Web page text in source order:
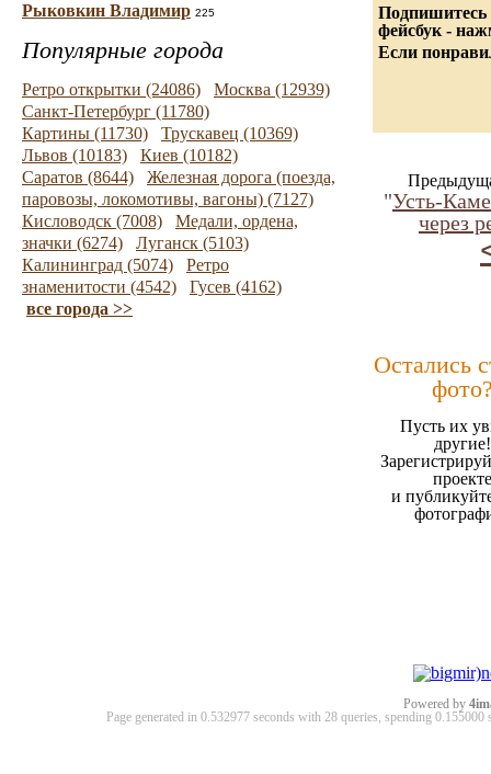
Рыковкин Владимир 225
Популярные города
Ретро открытки (24086)
Москва (12939)
Санкт-Петербург (11780)
Картины (11730)
Трускавец (10369)
Львов (10183)
Киев (10182)
Саратов (8644)
Железная дорога (поезда,
паровозы, локомотивы, вагоны) (7127)
Кисловодск (7008)
Медали, ордена,
значки (6274)
Луганск (5103)
Калининград (5074)
Ретро
знаменитости (4542)
Гусев (4162)
все города >>
Подпишитесь
фейсбук -
Если
"Усть-
через
Остались
Пусть их
другие!
проекте
и
Powered by
Page generated in 0.532977 seconds with 28 queries, spending